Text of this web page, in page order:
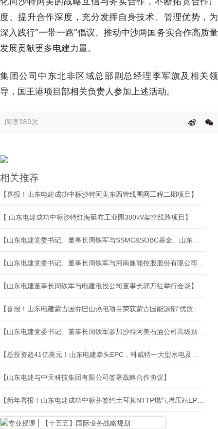
度、提升合作深度，充分发挥自身技术、管理优势，为
深入践行“一带一路”倡议、推动中沙两国务实合作高质量
发展贡献更多电建力量。
集团公司中东北非区域总部副总经理李军旗及相关领
导，国王港项目部相关负责人参加上述活动。
阅读389次
相关推荐
【喜报！山东电建成功中标沙特阿美东西管线围网工程二期项目】
【 山东电建成功中标沙特红海延布工业园380kV架空线路项目】
【山东电建党委书记、董事长周铁军与SSMC&SOBC基金、山东科瑞、山东黄金有关领导举行会谈】
【山东电建党委书记、董事长周铁军与河南豫能控股股份有限公司总经理李军举行会谈】
【山东电建董事长周铁军与电建电投公司董事长郭万红举行会谈】
【喜报！山东电建蒙古国乔巴山热电项目荣获蒙古国能源部“优质工程项目奖”】
【山东电建党委书记、董事长周铁军参加沙特阿美石油公司高级别交流会并赴国际公司调研】
【总投资超41亿美元！山东电建牵头EPC，科威特一大型水电及海水淡化项目启动】
【山东电建与中天科技集团有限公司签署战略合作协议】
【新年喜报！山东电建成功中标并签约土耳其NTTP燃气增压站EPC项目】